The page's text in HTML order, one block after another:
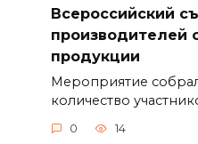
Всероссийский
производителей
продукции
Мероприятие
количество
0 14